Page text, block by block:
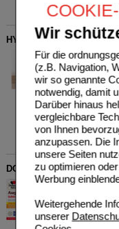
Wir
Für die
(z.B. Navigation,
wir so genannte
notwendig, damit
Darüber hinaus
vergleichbare
von Ihnen
anzupassen. Die
unsere Seiten
zu optimieren
Werbung
Weitergehende
unserer
HYALURON SANFTE
Dr. Theiss
GmbH
16319040
50ml Creme
DOPPELHERZ Augen
Queisser
16659161
30St Kapseln